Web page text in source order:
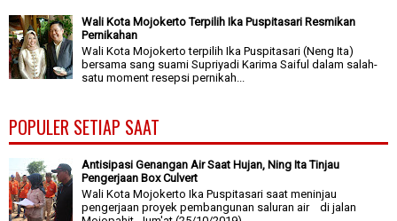
Wali Kota Mojokerto Terpilih Ika Puspitasari Resmikan
Pernikahan
Wali Kota Mojokerto terpilih Ika Puspitasari (Neng Ita)
bersama sang suami Supriyadi Karima Saiful dalam salah-
satu moment resepsi pernikah...
POPULER SETIAP SAAT
Antisipasi Genangan Air Saat Hujan, Ning Ita Tinjau
Pengerjaan Box Culvert
Wali Kota Mojokerto Ika Puspitasari saat meninjau
pengerjaan proyek pembangunan saluran air di jalan